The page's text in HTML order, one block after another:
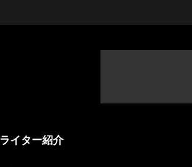
ー
ライター紹介